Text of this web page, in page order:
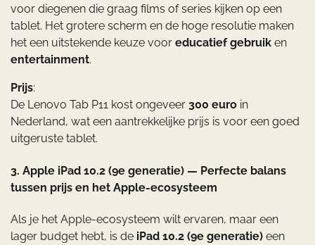
voor diegenen die graag films of series kijken op een
tablet. Het grotere scherm en de hoge resolutie maken
het een uitstekende keuze voor educatief gebruik en
entertainment.
Prijs:
De Lenovo Tab P11 kost ongeveer 300 euro in
Nederland, wat een aantrekkelijke prijs is voor een goed
uitgeruste tablet.
3. Apple iPad 10.2 (9e generatie) — Perfecte balans
tussen prijs en het Apple-ecosysteem
Als je het Apple-ecosysteem wilt ervaren, maar een
lager budget hebt, is de iPad 10.2 (9e generatie) een